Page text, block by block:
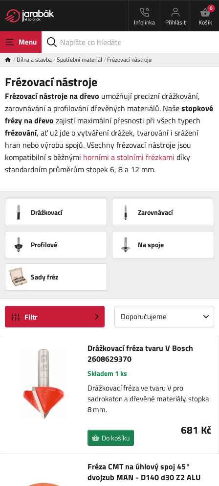
Infolinka Přihlásit
0
Košík
Menu
Dílna a stavba Spotřební materiál Frézovací nástroje
Frézovací nástroje
Frézovací nástroje na dřevo umožňují precizní drážkování,
zarovnávání a profilování dřevěných materiálů. Našestopkové
frézy na dřevo zajistí maximální přesnosti při všech typech
frézování, ať už jde o vytváření drážek, tvarování i srážení
hran nebo výrobu spojů. Všechny frézovací nástroje jsou
kompatibilní s běžnými horními a stolními frézkami díky
standardním průměrům stopek 6, 8 a 12 mm.
Drážkovací Zarovnávací
Profilové Na spoje
Sady fréz
Filtr Doporučujeme
Drážkovací fréza tvaru V Bosch
2608629370
Skladem 1 ks
Drážkovací fréza ve tvaru V pro
sadrokaton a dřevěné materiály, stopka
8 mm.
681 Kč
Do košíku
Fréza CMT na úhlový spoj 45°
dvojzub MAN - D140 d30 Z2 ALU